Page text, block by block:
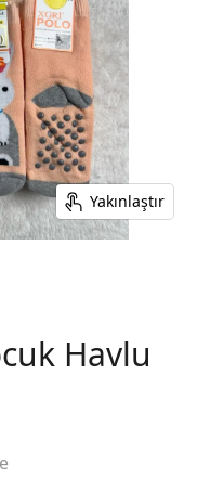
Yakınlaştır
Havlu